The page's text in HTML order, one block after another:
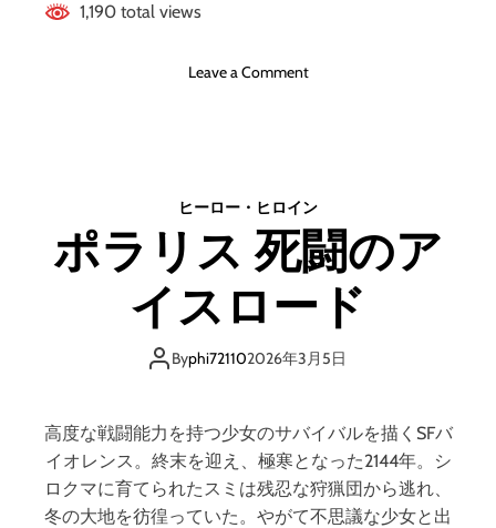
1,190 total views
Leave a Commento
オ
ブ
・
ン
ミ
ヒーロー・ヒロイン
ポラリス 死闘のア
イスロード
Byphi721102026年3月5日
高度な戦闘能力を持つ少女のサバイバルを描くSFバ
イオレンス。終末を迎え、極寒となった2144年。シ
ロクマに育てられたスミは残忍な狩猟団から逃れ、
冬の大地を彷徨っていた。やがて不思議な少女と出